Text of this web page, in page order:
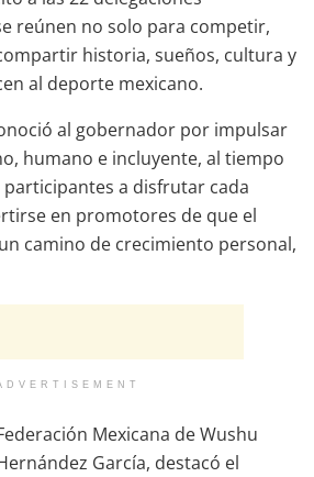
reúnen no solo para competir,
historia, sueños, cultura y
al deporte mexicano.
al gobernador por impulsar
humano e incluyente, al tiempo
participantes a disfrutar cada
en promotores de que el
camino de crecimiento personal,
Mexicana de Wushu
García, destacó el